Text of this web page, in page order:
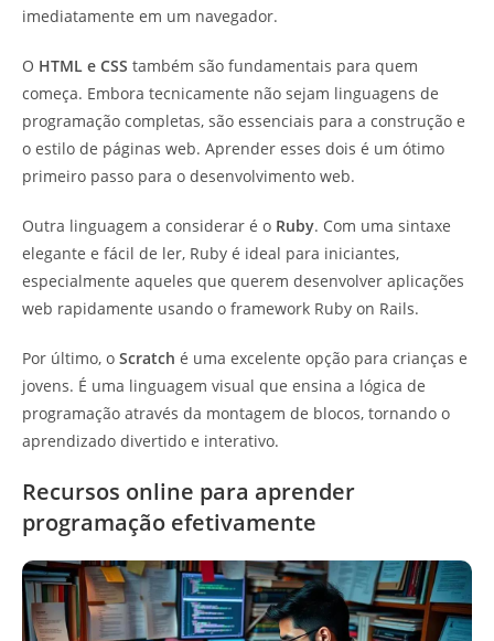
imediatamente em um navegador.
O HTML e CSS também são fundamentais para quem
começa. Embora tecnicamente não sejam linguagens de
programação completas, são essenciais para a construção e
o estilo de páginas web. Aprender esses dois é um ótimo
primeiro passo para o desenvolvimento web.
Outra linguagem a considerar é o Ruby. Com uma sintaxe
elegante e fácil de ler, Ruby é ideal para iniciantes,
especialmente aqueles que querem desenvolver aplicações
web rapidamente usando o framework Ruby on Rails.
Por último, o Scratch é uma excelente opção para crianças e
jovens. É uma linguagem visual que ensina a lógica de
programação através da montagem de blocos, tornando o
aprendizado divertido e interativo.
Recursos online para aprender
programação efetivamente